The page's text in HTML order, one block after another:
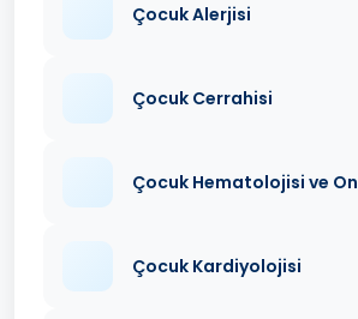
Çocuk Alerjisi
Çocuk Cerrahisi
Çocuk Hematolojisi ve
Çocuk Kardiyolojisi